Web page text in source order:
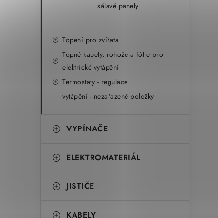
sálavé panely
Topení pro zvířata
Topné kabely, rohože a fólie pro
elektrické vytápění
Termostaty - regulace
vytápění - nezařazené položky
VYPÍNAČE
ELEKTROMATERIÁL
JISTIČE
KABELY